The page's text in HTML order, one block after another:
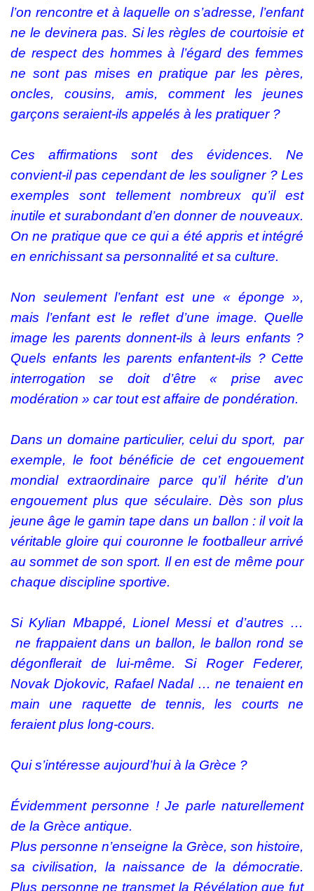
l’on rencontre et à laquelle on s’adresse, l’enfant
ne le devinera pas. Si les règles de courtoisie et
de respect des hommes à l’égard des femmes
ne sont pas mises en pratique par les pères,
oncles, cousins, amis, comment les jeunes
garçons seraient-ils appelés à les pratiquer ?
Ces affirmations sont des évidences. Ne
convient-il pas cependant de les souligner ? Les
exemples sont tellement nombreux qu’il est
inutile et surabondant d’en donner de nouveaux.
On ne pratique que ce qui a été appris et intégré
en enrichissant sa personnalité et sa culture.
Non seulement l’enfant est une « éponge »,
mais l’enfant est le reflet d’une image. Quelle
image les parents donnent-ils à leurs enfants ?
Quels enfants les parents enfantent-ils ? Cette
interrogation se doit d’être « prise avec
modération » car tout est affaire de pondération.
Dans un domaine particulier, celui du sport, par
exemple, le foot bénéficie de cet engouement
mondial extraordinaire parce qu’il hérite d’un
engouement plus que séculaire. Dès son plus
jeune âge le gamin tape dans un ballon : il voit la
véritable gloire qui couronne le footballeur arrivé
au sommet de son sport. Il en est de même pour
chaque discipline sportive.
Si Kylian Mbappé, Lionel Messi et d’autres …
ne frappaient dans un ballon, le ballon rond se
dégonflerait de lui-même. Si Roger Federer,
Novak Djokovic, Rafael Nadal … ne tenaient en
main une raquette de tennis, les courts ne
feraient plus long-cours.
Qui s’intéresse aujourd’hui à la Grèce ?
Évidemment personne ! Je parle naturellement
de la Grèce antique.
Plus personne n’enseigne la Grèce, son histoire,
sa civilisation, la naissance de la démocratie.
Plus personne ne transmet la Révélation que fut